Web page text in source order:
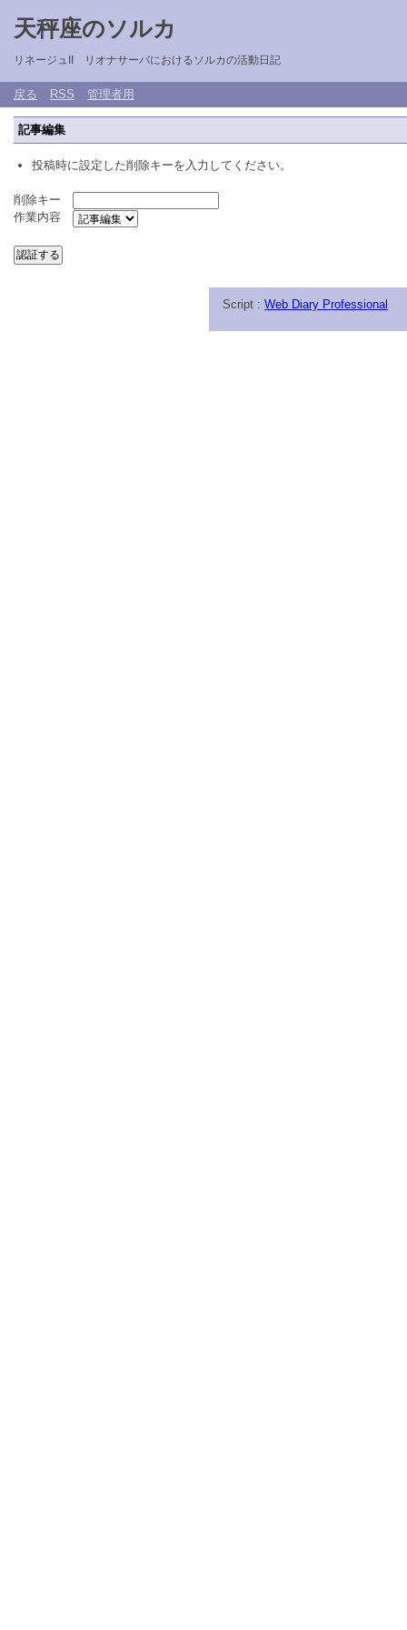
天秤座のソルカ
リネージュII リオナサーバにおけるソルカの活動日記
戻る RSS 管理者用
記事編集
投稿時に設定した削除キーを入力してください。
削除キー
作業内容
Script : Web Diary Professional